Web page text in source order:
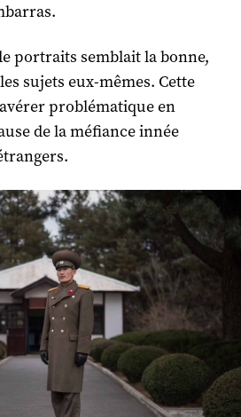
portraits semblait la bonne,
sujets eux-mêmes. Cette
problématique en
de la méfiance innée